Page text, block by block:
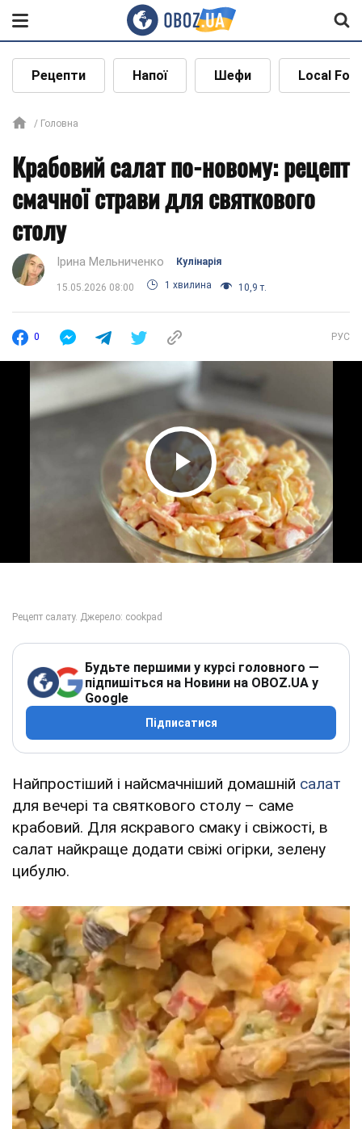
Рецепти Напої Шефи Local
Головна
Крабовий салат по-новому: рецепт
смачної страви для святкового
столу
Ірина Мельниченко Кулінарія
15.05.2026 08:00 1 хвилина 10,9 т.
0 РУС
Play Video
Будьте першими у курсі головного —
підпишіться на Новини на OBOZ.UA у
Google
Підписатися
Найпростіший і найсмачніший домашній салат
для вечері та святкового столу – саме
крабовий. Для яскравого смаку і свіжості, в
салат найкраще додати свіжі огірки, зелену
цибулю.